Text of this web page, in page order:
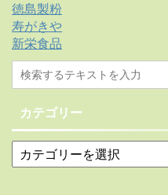
徳島製粉
寿がきや
新栄食品
カテゴリー